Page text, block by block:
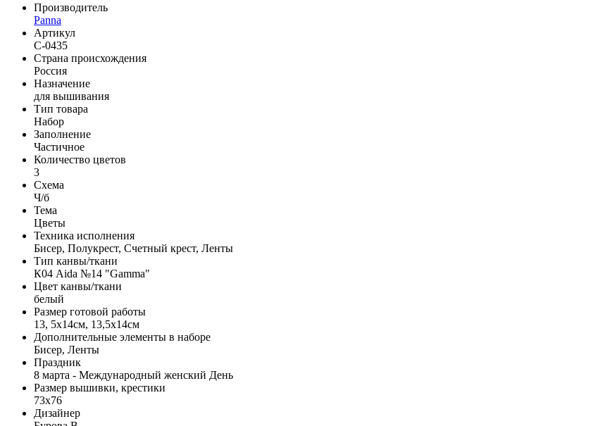
Производитель
Panna
Артикул
C-0435
Страна происхождения
Россия
Назначение
для вышивания
Тип товара
Набор
Заполнение
Частичное
Количество цветов
3
Схема
Ч/б
Тема
Цветы
Техника исполнения
Бисер, Полукрест, Счетный крест, Ленты
Тип канвы/ткани
К04 Aida №14 "Gamma"
Цвет канвы/ткани
белый
Размер готовой работы
13, 5x14см, 13,5x14см
Дополнительные элементы в наборе
Бисер, Ленты
Праздник
8 марта - Международный женский День
Размер вышивки, крестики
73x76
Дизайнер